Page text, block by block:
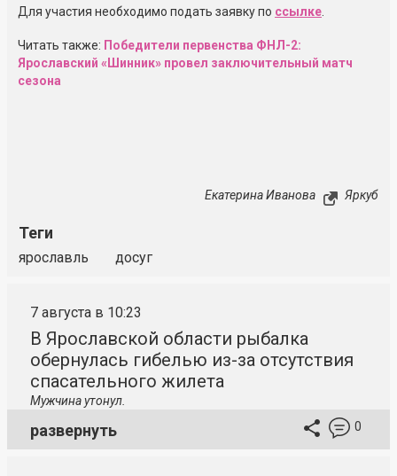
Для участия необходимо подать заявку по ссылке.
Читать также: Победители первенства ФНЛ-2:
Ярославский «Шинник» провел заключительный матч
сезона
Екатерина Иванова Яркуб
Теги
ярославль досуг
7 августа в 10:23
В Ярославской области рыбалка
обернулась гибелью из-за отсутствия
спасательного жилета
Мужчина утонул.
развернуть 0